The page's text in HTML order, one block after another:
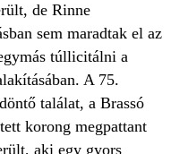
de Rinne
sem maradtak el az
túllicitálni a
A 75.
találat, a Brassó
korong megpattant
aki egy gyors